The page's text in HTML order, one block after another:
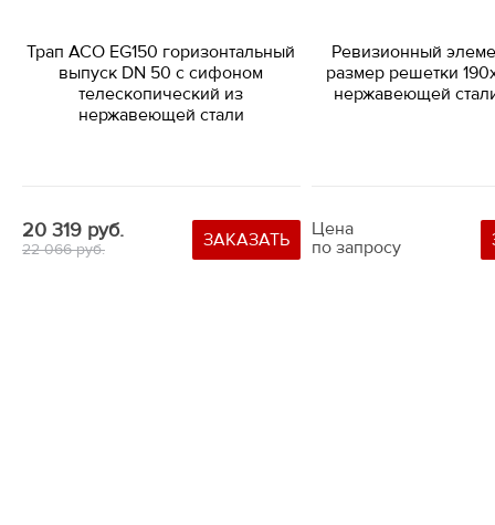
Трап ACO EG150 горизонтальный
выпуск DN 50 с сифоном
телескопический из
нержавеющей стали
20 319 руб.
22 066 руб. ЗАКАЗАТЬ
Ревизионный
размер решетки
нержавеющей
Цена
по запросу